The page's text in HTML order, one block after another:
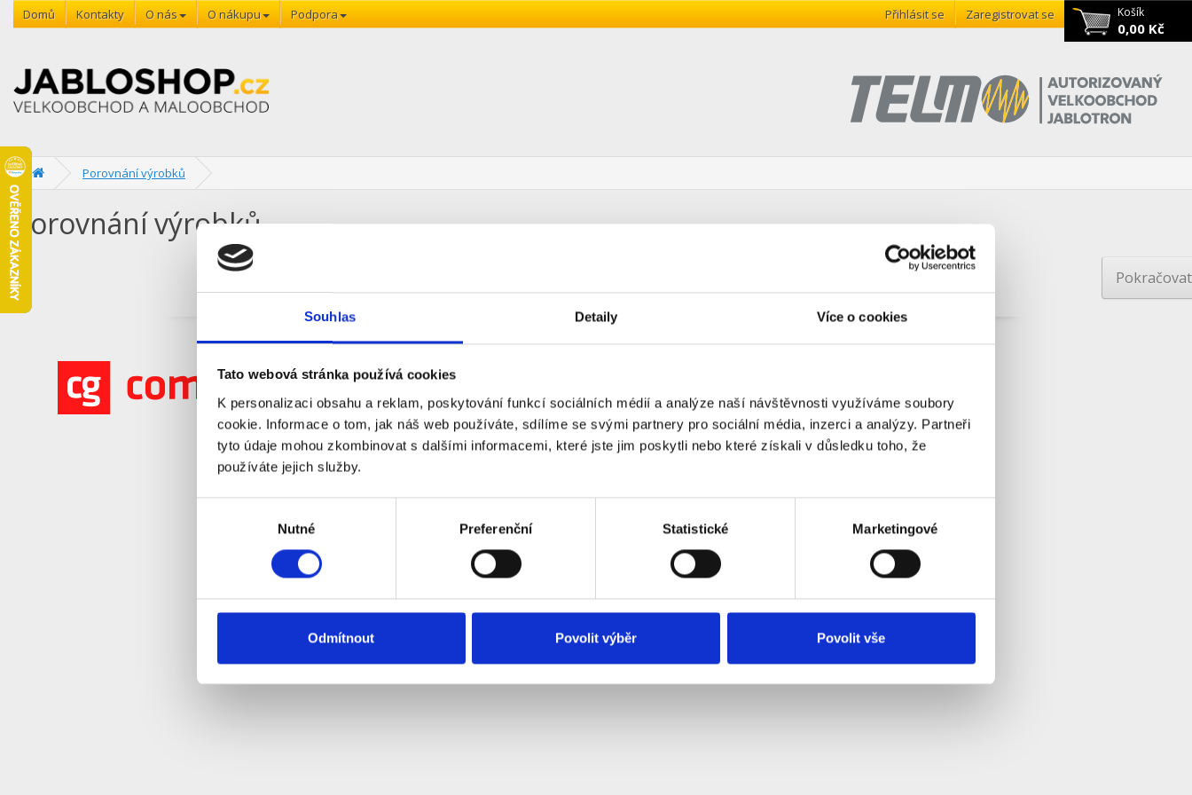
Souhlas Detaily Více o cookies
Tato webová stránka používá cookies
K personalizaci obsahu a reklam, poskytování funkcí sociálních médií a analýze naší návštěvnosti využíváme soubory
cookie. Informace o tom, jak náš web používáte, sdílíme se svými partnery pro sociální média, inzerci a analýzy. Partneři
tyto údaje mohou zkombinovat s dalšími informacemi, které jste jim poskytli nebo které získali v důsledku toho, že
používáte jejich služby.
Nutné Preferenční Statistické Marketingové
Odmítnout Povolit výběr Povolit vše
Košík
0,00 Kč
Domů Kontakty O nás O nákupu Podpora Přihlásit se Zaregistrovat se
Porovnání výrobků
Porovnání výrobků
Pokračovat
Systém
OpenCart
Překlad:opencart.cz&opencart-support.com. |Nastavení cookies